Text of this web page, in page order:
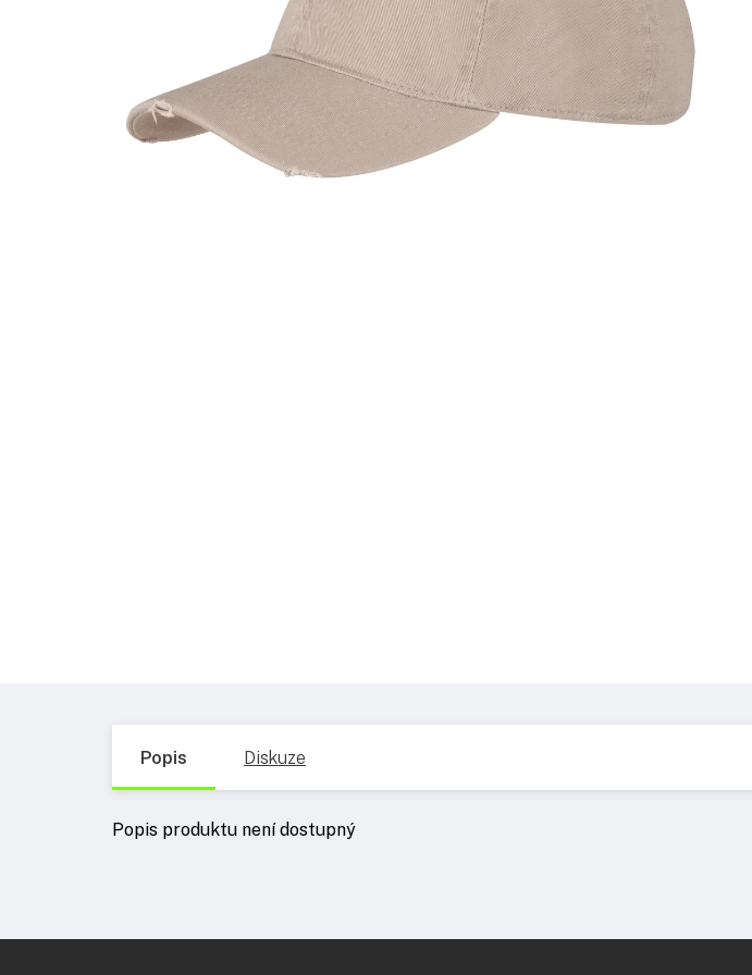
Popis Diskuze
Popis produktu není dostupný